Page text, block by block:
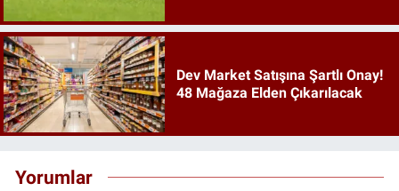
Dev Market Satışına Şartlı Onay!
48 Mağaza Elden Çıkarılacak
Yorumlar